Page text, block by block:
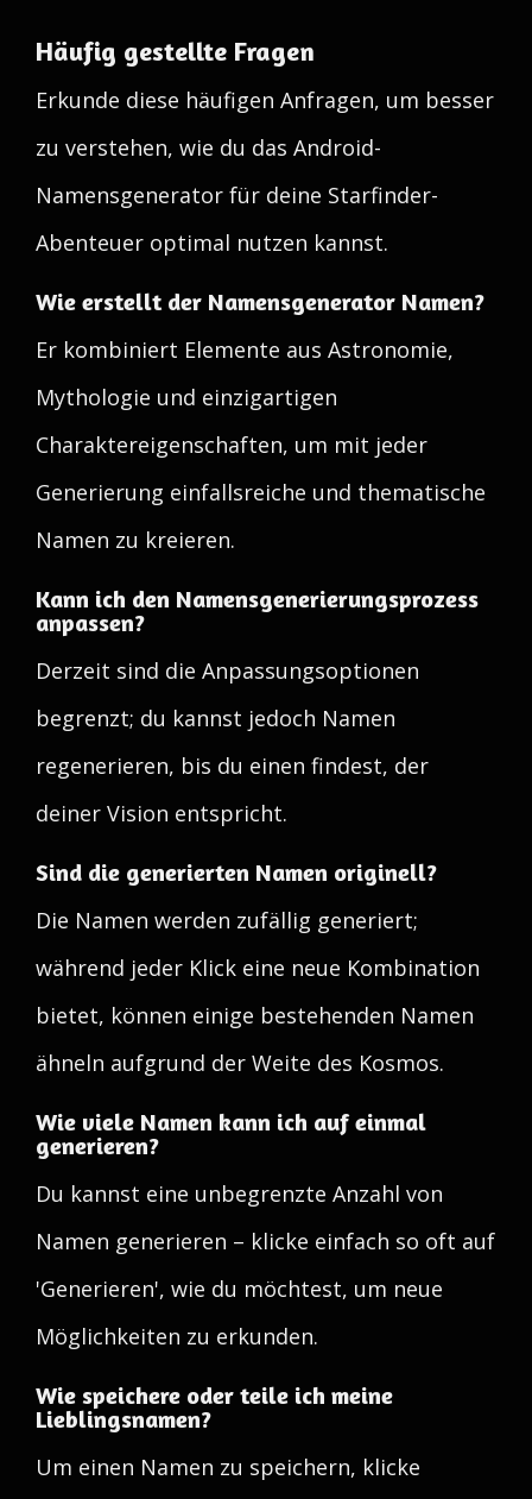
Häufig gestellte Fragen
Erkunde diese häufigen Anfragen, um besser
zu verstehen, wie du das Android-
Namensgenerator für deine Starfinder-
Abenteuer optimal nutzen kannst.
Wie erstellt der Namensgenerator Namen?
Er kombiniert Elemente aus Astronomie,
Mythologie und einzigartigen
Charaktereigenschaften, um mit jeder
Generierung einfallsreiche und thematische
Namen zu kreieren.
Kann ich den Namensgenerierungsprozess
anpassen?
Derzeit sind die Anpassungsoptionen
begrenzt; du kannst jedoch Namen
regenerieren, bis du einen findest, der
deiner Vision entspricht.
Sind die generierten Namen originell?
Die Namen werden zufällig generiert;
während jeder Klick eine neue Kombination
bietet, können einige bestehenden Namen
ähneln aufgrund der Weite des Kosmos.
Wie viele Namen kann ich auf einmal
generieren?
Du kannst eine unbegrenzte Anzahl von
Namen generieren – klicke einfach so oft auf
'Generieren', wie du möchtest, um neue
Möglichkeiten zu erkunden.
Wie speichere oder teile ich meine
Lieblingsnamen?
Um einen Namen zu speichern, klicke